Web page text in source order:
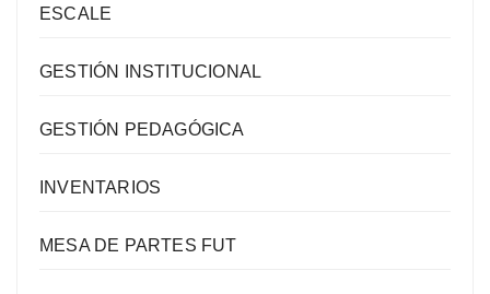
ESCALE
GESTIÓN INSTITUCIONAL
GESTIÓN PEDAGÓGICA
INVENTARIOS
MESA DE PARTES FUT